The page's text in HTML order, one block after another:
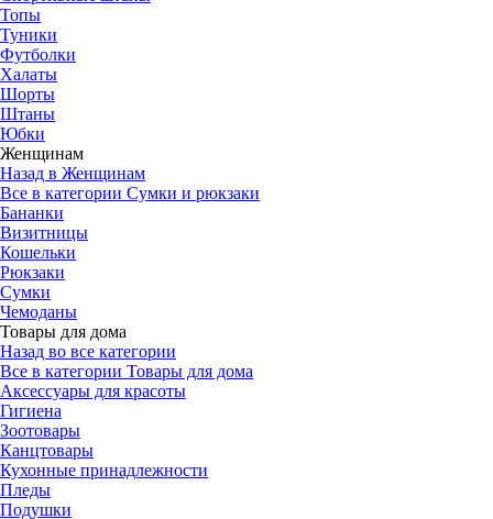
Топы
Туники
Футболки
Халаты
Шорты
Штаны
Юбки
Женщинам
Назад в Женщинам
Все в категории Сумки и рюкзаки
Бананки
Визитницы
Кошельки
Рюкзаки
Сумки
Чемоданы
Товары для дома
Назад во все категории
Все в категории Товары для дома
Аксессуары для красоты
Гигиена
Зоотовары
Канцтовары
Кухонные принадлежности
Пледы
Подушки